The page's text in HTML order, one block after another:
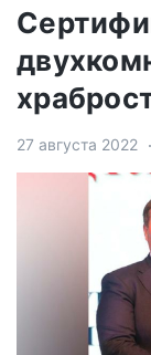
27 августа 2022